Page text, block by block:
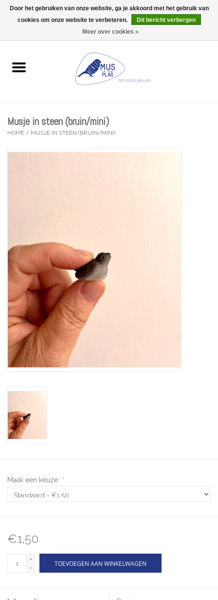
0 Artikelen - €0,00
Wenskaarten
Lifestyle
Koopjes
Cadeaubonnen
Blog
Musje in steen (bruin/mini)
HOME / MUSJE IN STEEN (BRUIN/MINI)
Maak een keuze: *
€1,50
+
-
TOEVOEGEN AAN WINKELWAGEN
Door het gebruiken van onze website, ga je akkoord met het gebruik van
cookies om onze website te verbeteren.
Dit bericht verbergen
Meer over cookies »
Wij zijn uitzonderlijk gesloten op Do 06/08 en Do 13/08